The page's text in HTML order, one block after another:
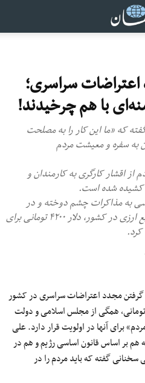
اعتراضات سراسری؛
با هم چرخیدند!
که «ما این کار را به مصلحت
به سفره و معیشت مردم
اقشار کارگری به کارمندان و
کشیده شده است.
به مذاکرات چشم دوخته و در
صورت ادامه تحریم‌ها و کمبود منابع ارزی در کشور، دلار ۴۲۰۰ تومانی برای
مجدد اعتراضات سراسری در کشور
در پی گرانی ناشی از حذف ارز ۴۲۰۰ تومانی، همگی از مجلس اسلامی و دولت
برای آنها در اولویت قرار دارد. علی
هم بر اساس قانون اساسی رژیم و هم در
گفته که باید مردم را در